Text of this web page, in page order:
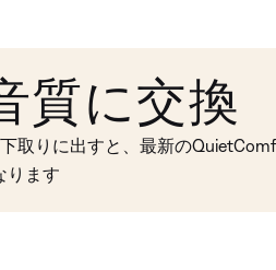
質に交換
取りに出すと、最新の
ります